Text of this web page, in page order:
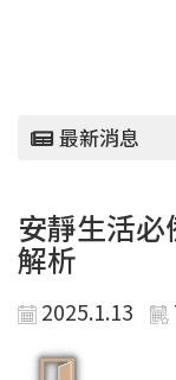
最新消息
安靜生活
解析
2025.1.13